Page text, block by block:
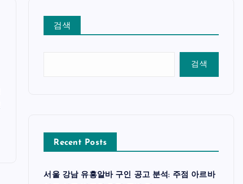
검색
검색
Recent Posts
서울 강남 유흥알바 구인 공고 분석: 주점 아르바